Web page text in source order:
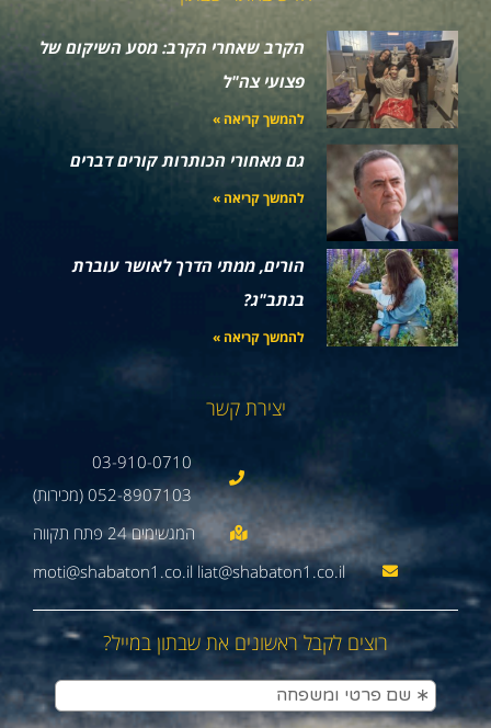
הקרב שאחרי הקרב: מסע השיקום של
פצועי צה"ל
להמשך קריאה »
גם מאחורי הכותרות קורים דברים
להמשך קריאה »
הורים, ממתי הדרך לאושר עוברת
בנתב"ג?
להמשך קריאה »
יצירת קשר
03-910-0710
052-8907103 (מכירות)
moti@shabaton1.co.il liat@shabaton1.co.il
רוצים לקבל ראשונים את שבתון במייל?